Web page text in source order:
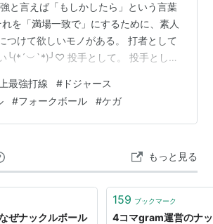
と言えば「もしかしたら」という言葉
を「満場一致で」にするために、素人
つけて欲しいモノがある。 打者として
╰(*´︶`*)╯♡ 投手として。 投手として
いのが、落ちる球。 フォークボール=
ればナックルボール╰(*´︶`*)╯♡ どち
からなさそう=(^.^)= 通常、フォークボ
クルを見てみたい=(^…
最強打線 # ドジャース
#フォークボール #ケガ
もっと見る
ぜナックルボール
159 ブックマーク
4コマgram運営のナ